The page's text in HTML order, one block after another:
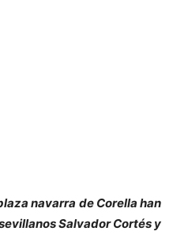
navarra de Corella han
Salvador Cortés y